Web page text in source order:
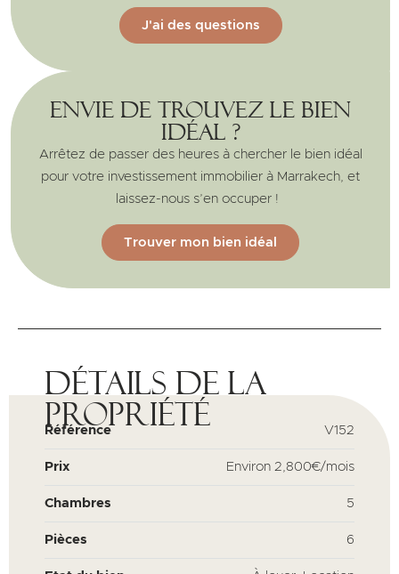
Envie de trouvez le bien
idéal ?
Arrêtez de passer des heures à chercher le bien idéal
pour votre investissement immobilier à Marrakech, et
laissez-nous s’en occuper !
Trouver mon bien idéal
J'ai des questions
Détails de la
propriété
Référence V152
Prix Environ 2,800€/mois
Chambres 5
Pièces 6